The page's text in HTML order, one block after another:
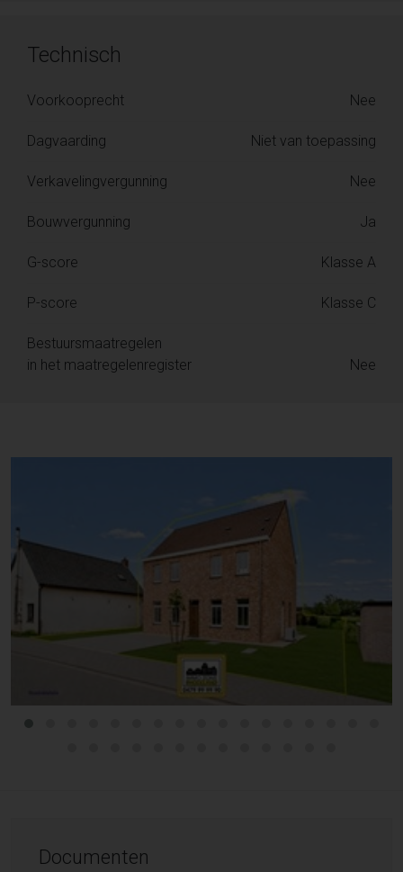
Technisch
Voorkooprecht Nee
Dagvaarding Niet van toepassing
Verkavelingvergunning Nee
Bouwvergunning Ja
G-score Klasse A
P-score Klasse C
Bestuursmaatregelen
in het maatregelenregister
Nee
Documenten